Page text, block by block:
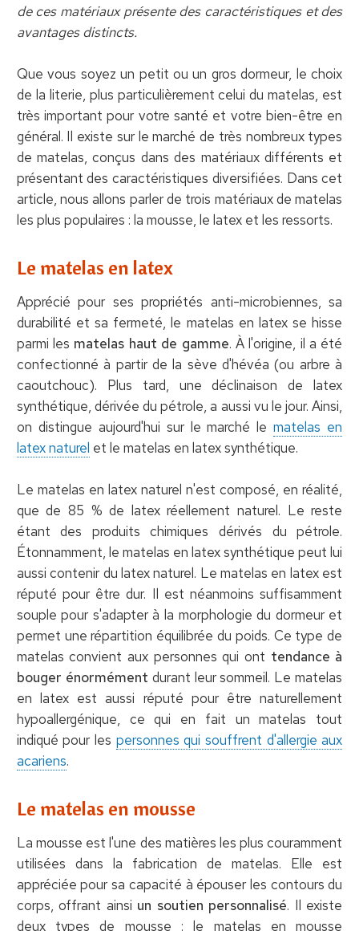
de ces matériaux présente des caractéristiques et des
avantages distincts.
Que vous soyez un petit ou un gros dormeur, le choix
de la literie, plus particulièrement celui du matelas, est
très important pour votre santé et votre bien-être en
général. Il existe sur le marché de très nombreux types
de matelas, conçus dans des matériaux différents et
présentant des caractéristiques diversifiées. Dans cet
article, nous allons parler de trois matériaux de matelas
les plus populaires : la mousse, le latex et les ressorts.
Le matelas en latex
Apprécié pour ses propriétés anti-microbiennes, sa
durabilité et sa fermeté, le matelas en latex se hisse
parmi les matelas haut de gamme. À l'origine, il a été
confectionné à partir de la sève d'hévéa (ou arbre à
caoutchouc). Plus tard, une déclinaison de latex
synthétique, dérivée du pétrole, a aussi vu le jour. Ainsi,
on distingue aujourd'hui sur le marché lematelas en
latex naturel et le matelas en latex synthétique.
Le matelas en latex naturel n'est composé, en réalité,
que de 85 % de latex réellement naturel. Le reste
étant des produits chimiques dérivés du pétrole.
Étonnamment, le matelas en latex synthétique peut lui
aussi contenir du latex naturel. Le matelas en latex est
réputé pour être dur. Il est néanmoins suffisamment
souple pour s'adapter à la morphologie du dormeur et
permet une répartition équilibrée du poids. Ce type de
matelas convient aux personnes qui ont tendance à
bouger énormément durant leur sommeil. Le matelas
en latex est aussi réputé pour être naturellement
hypoallergénique, ce qui en fait un matelas tout
indiqué pour les personnes qui souffrent d'allergie aux
acariens.
Le matelas en mousse
La mousse est l'une des matières les plus couramment
utilisées dans la fabrication de matelas. Elle est
appréciée pour sa capacité à épouser les contours du
corps, offrant ainsi un soutien personnalisé. Il existe
deux types de mousse : le matelas en mousse